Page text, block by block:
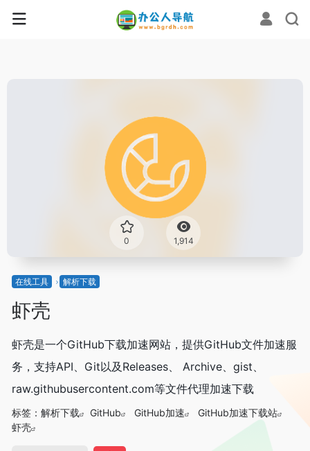
0 1,914
在线工具 解析下载
虾壳
虾壳是一个GitHub下载加速网站，提供GitHub文件加速服
务，支持API、Git以及Releases、 Archive、gist、
raw.githubusercontent.com等文件代理加速下载
标签： 解析下载 GitHub GitHub加速
GitHub加速下载站
虾壳